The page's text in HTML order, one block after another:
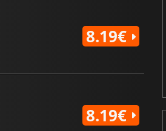
8.19€
8.19€